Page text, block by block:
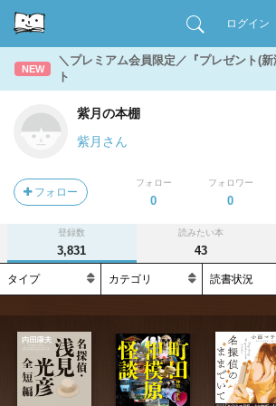
ログイン
NEW
＼プレミアム会員限定／『プレゼント(
ト
紫月の本棚
紫月さん
フォロー
フォロー
0
フォロワー
0
登録数
3,831
読みたい本
43